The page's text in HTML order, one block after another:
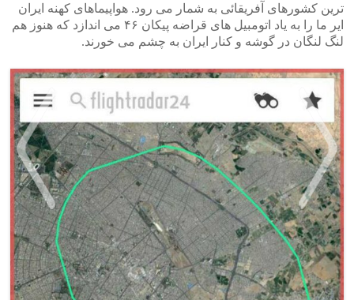
ترین کشورهای آفریقائی به شمار می رود. هواپیماهای کهنه ایران
ایر ما را به یاد اتومبیل های قراضه پیکان ۴۶ می اندازد که هنوز هم
لنگ لنگان در گوشه و کنار ایران به چشم می خورند.
<
>